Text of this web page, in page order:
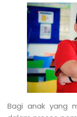
Bagi anak yang